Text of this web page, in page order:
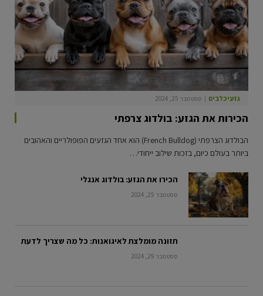
גזעי כלבים ספטמבר 25, 2024
הכירות את הגזע: בולדוג צרפתי
הבולדוג הצרפתי (French Bulldog) הוא אחד הגזעים הפופולריים והאהובים
ביותר בעולם כיום, בזכות שילוב ייחודי…
הכירו את הגזע: בולדוג אנגלי
ספטמבר 25, 2024
תזונה מומלצת לאיגואנות: כל מה שצריך לדעת
ספטמבר 29, 2024